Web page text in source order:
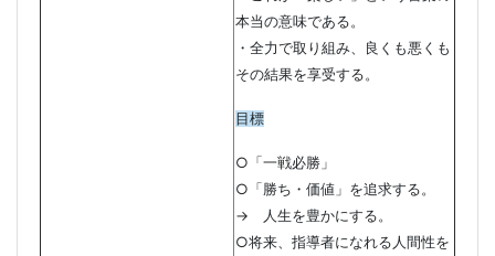
本当の意味である。
・全力で取り組み、良くも悪くも
その結果を享受する。
目標
○「一戦必勝」
○「勝ち・価値」を追求する。
→ 人生を豊かにする。
○将来、指導者になれる人間性を